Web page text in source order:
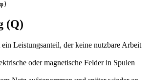
(Q)
Leistungsanteil, der keine nutzbare Arbeit
oder magnetische Felder in Spulen